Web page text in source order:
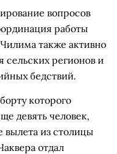
вопросов
работы
также активно
сельских регионов и
бедствий.
которого
девять человек,
вылета из столицы
отдал